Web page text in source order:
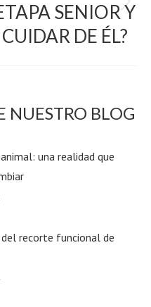
SENIOR Y
DE ÉL?
NUESTRO BLOG
una realidad que
recorte funcional de